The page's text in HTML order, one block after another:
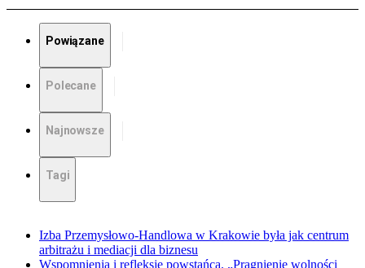
Powiązane
Polecane
Najnowsze
Tagi
Izba Przemysłowo-Handlowa w Krakowie była jak centrum
arbitrażu i mediacji dla biznesu
Wspomnienia i refleksje powstańca. „Pragnienie wolności